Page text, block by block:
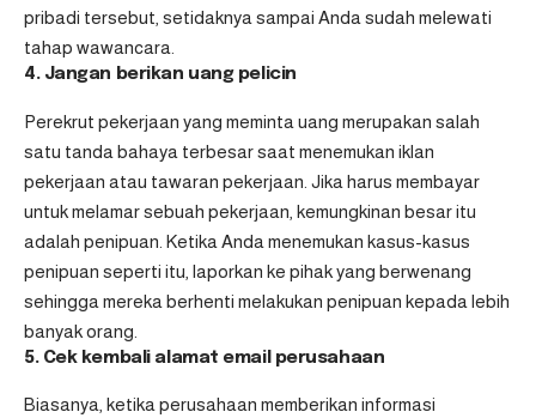
pribadi tersebut, setidaknya sampai Anda sudah melewati
tahap wawancara.
4. Jangan berikan uang pelicin
Perekrut pekerjaan yang meminta uang merupakan salah
satu tanda bahaya terbesar saat menemukan iklan
pekerjaan atau tawaran pekerjaan. Jika harus membayar
untuk melamar sebuah pekerjaan, kemungkinan besar itu
adalah penipuan. Ketika Anda menemukan kasus-kasus
penipuan seperti itu, laporkan ke pihak yang berwenang
sehingga mereka berhenti melakukan penipuan kepada lebih
banyak orang.
5. Cek kembali alamat email perusahaan
Biasanya, ketika perusahaan memberikan informasi